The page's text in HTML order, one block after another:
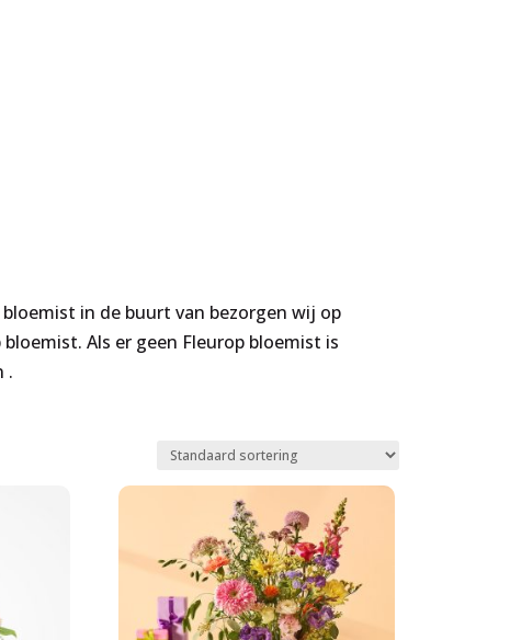
in de buurt van bezorgen wij op
Als er geen Fleurop bloemist is
.